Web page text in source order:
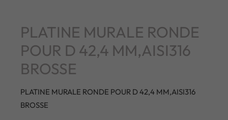
PLATINE MURALE RONDE
POUR D 42,4 MM,AISI316
BROSSE
PLATINE MURALE RONDE POUR D 42,4 MM,AISI316
BROSSE